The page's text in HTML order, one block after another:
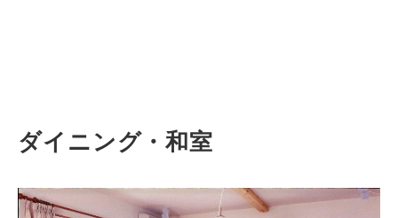
ダイニング・和室